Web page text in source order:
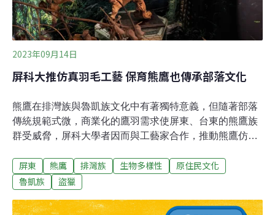
2023年09月14日
屏科大推仿真羽毛工藝 保育熊鷹也傳承部落文化
熊鷹在排灣族與魯凱族文化中有著獨特意義，但隨著部落
傳統規範式微，商業化的鷹羽需求使屏東、台東的熊鷹族
群受威脅，屏科大學者因而與工藝家合作，推動熊鷹仿真
屏東林業小棧展出「熊鷹仿真羽毛暨部落傳統文化展」，
呈現工藝推動五年的成果，以及熊鷹與部落交織的文化歷
體型最大的日行性猛禽，主要分布於中高海拔的原始森
屏東 熊鷹 排灣族 生物多樣性
原住民文化
魯凱族
盜獵